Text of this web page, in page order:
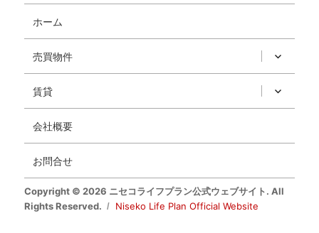
ホーム
売買物件
賃貸
会社概要
お問合せ
Copyright © 2026 ニセコライフプラン公式ウェブサイト. All
Rights Reserved.
Niseko Life Plan Official Website